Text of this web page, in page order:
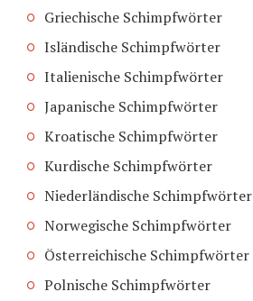
Griechische Schimpfwörter
Isländische Schimpfwörter
Italienische Schimpfwörter
Japanische Schimpfwörter
Kroatische Schimpfwörter
Kurdische Schimpfwörter
Niederländische Schimpfwörter
Norwegische Schimpfwörter
Österreichische Schimpfwörter
Polnische Schimpfwörter